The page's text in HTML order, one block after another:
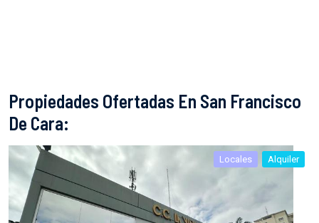
Propiedades Ofertadas En San Francisco
De Cara:
Locales Alquiler